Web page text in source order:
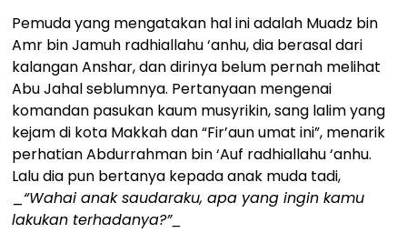
Pemuda yang mengatakan hal ini adalah Muadz bin
Amr bin Jamuh radhiallahu ‘anhu, dia berasal dari
kalangan Anshar, dan dirinya belum pernah melihat
Abu Jahal seblumnya. Pertanyaan mengenai
komandan pasukan kaum musyrikin, sang lalim yang
kejam di kota Makkah dan “Fir’aun umat ini”, menarik
perhatian Abdurrahman bin ‘Auf radhiallahu ‘anhu.
Lalu dia pun bertanya kepada anak muda tadi,
“Wahai anak saudaraku, apa yang ingin kamu
lakukan terhadanya?”_